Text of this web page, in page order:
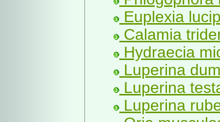
Euplexia
Calamia
Hydraecia
Luperina
Luperina
Luperina